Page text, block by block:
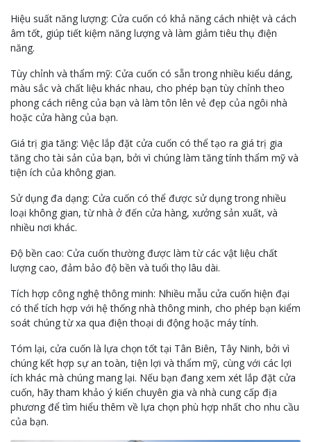
Hiệu suất năng lượng: Cửa cuốn có khả năng cách nhiệt và cách
âm tốt, giúp tiết kiệm năng lượng và làm giảm tiêu thụ điện
năng.
Tùy chỉnh và thẩm mỹ: Cửa cuốn có sẵn trong nhiều kiểu dáng,
màu sắc và chất liệu khác nhau, cho phép bạn tùy chỉnh theo
phong cách riêng của bạn và làm tôn lên vẻ đẹp của ngôi nhà
hoặc cửa hàng của bạn.
Giá trị gia tăng: Việc lắp đặt cửa cuốn có thể tạo ra giá trị gia
tăng cho tài sản của bạn, bởi vì chúng làm tăng tính thẩm mỹ và
tiện ích của không gian.
Sử dụng đa dạng: Cửa cuốn có thể được sử dụng trong nhiều
loại không gian, từ nhà ở đến cửa hàng, xưởng sản xuất, và
nhiều nơi khác.
Độ bền cao: Cửa cuốn thường được làm từ các vật liệu chất
lượng cao, đảm bảo độ bền và tuổi thọ lâu dài.
Tích hợp công nghệ thông minh: Nhiều mẫu cửa cuốn hiện đại
có thể tích hợp với hệ thống nhà thông minh, cho phép bạn kiểm
soát chúng từ xa qua điện thoại di động hoặc máy tính.
Tóm lại, cửa cuốn là lựa chọn tốt tại Tân Biên, Tây Ninh, bởi vì
chúng kết hợp sự an toàn, tiện lợi và thẩm mỹ, cùng với các lợi
ích khác mà chúng mang lại. Nếu bạn đang xem xét lắp đặt cửa
cuốn, hãy tham khảo ý kiến chuyên gia và nhà cung cấp địa
phương để tìm hiểu thêm về lựa chọn phù hợp nhất cho nhu cầu
của bạn.